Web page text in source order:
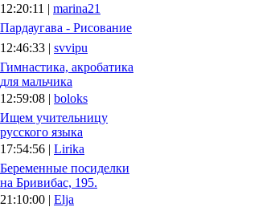
12:20:11 | marina21
Пардаугава - Рисование
12:46:33 | svvipu
Гимнастика, акробатика
для мальчика
12:59:08 | boloks
Ищем учительницу
русского языка
17:54:56 | Lirika
Беременные посиделки
на Бривибас, 195.
21:10:00 | Elja